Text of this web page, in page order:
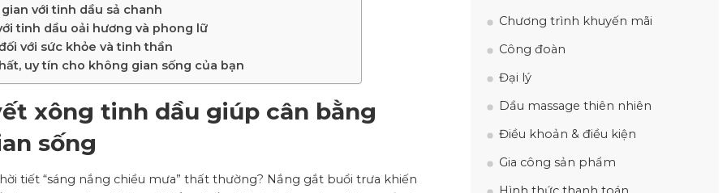
với tinh dầu sả chanh
tinh dầu oải hương và phong lữ
với sức khỏe và tinh thần
uy tín cho không gian sống của bạn
xông tinh dầu giúp cân bằng
sống
tiết “sáng nắng chiều mưa” thất thường? Nắng gắt buổi trưa khiến
Chương trình khuyến mãi
Công đoàn
Đại lý
Dầu massage thiên nhiên
Điều khoản & điều kiện
Gia công sản phẩm